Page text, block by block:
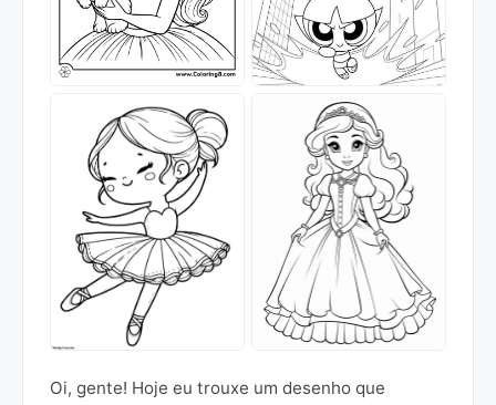
Oi, gente! Hoje eu trouxe um desenho que